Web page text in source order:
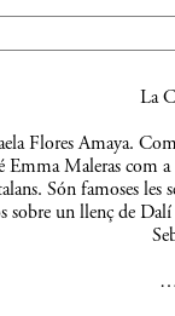
La
Flores Amaya.
Emma Maleras com
Són famoses
sobre un llenç de